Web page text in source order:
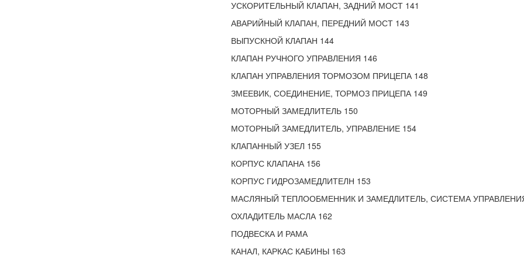
УСКОРИТЕЛЬНЫЙ КЛАПАН, ЗАДНИЙ МОСТ 141
АВАРИЙНЫЙ КЛАПАН, ПЕРЕДНИЙ МОСТ 143
ВЫПУСКНОЙ КЛАПАН 144
КЛАПАН РУЧНОГО УПРАВЛЕНИЯ 146
КЛАПАН УПРАВЛЕНИЯ ТОРМОЗОМ ПРИЦЕПА 148
ЗМЕЕВИК, СОЕДИНЕНИЕ, ТОРМОЗ ПРИЦЕПА 149
МОТОРНЫЙ ЗАМЕДЛИТЕЛЬ 150
МОТОРНЫЙ ЗАМЕДЛИТЕЛЬ, УПРАВЛЕНИЕ 154
КЛАПАННЫЙ УЗЕЛ 155
КОРПУС КЛАПАНА 156
КОРПУС ГИДРОЗАМЕДЛИТЕЛН 153
МАСЛЯНЫЙ ТЕПЛООБМЕННИК И ЗАМЕДЛИТЕЛЬ, СИСТЕМА
ОХЛАДИТЕЛЬ МАСЛА 162
ПОДВЕСКА И РАМА
КАНАЛ, КАРКАС КАБИНЫ 163